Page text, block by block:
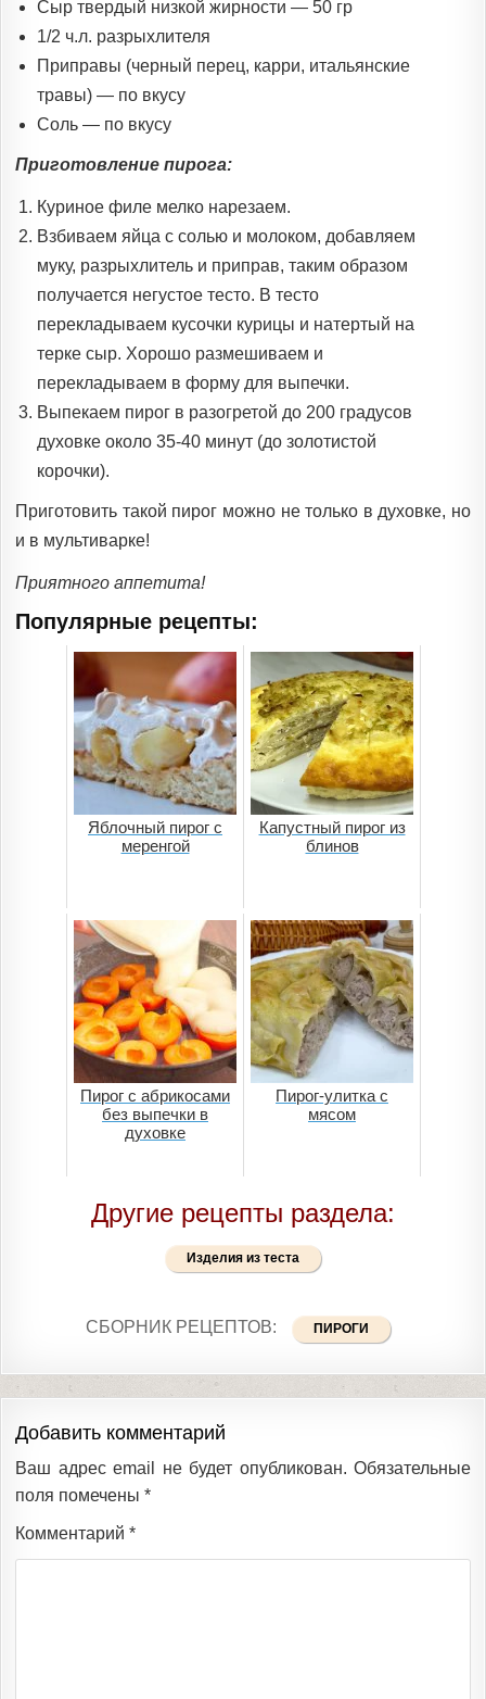
Сыр твердый низкой жирности — 50 гр
1/2 ч.л. разрыхлителя
Приправы (черный перец, карри, итальянские
травы) — по вкусу
Соль — по вкусу
Приготовление пирога:
Куриное филе мелко нарезаем.
Взбиваем яйца с солью и молоком, добавляем
муку, разрыхлитель и приправ, таким образом
получается негустое тесто. В тесто
перекладываем кусочки курицы и натертый на
терке сыр. Хорошо размешиваем и
перекладываем в форму для выпечки.
Выпекаем пирог в разогретой до 200 градусов
духовке около 35-40 минут (до золотистой
корочки).
Приготовить такой пирог можно не только в духовке, но
и в мультиварке!
Приятного аппетита!
Популярные рецепты:
Яблочный пирог с
меренгой
Капустный пирог из
блинов
Пирог с абрикосами
без выпечки в
духовке
Пирог-улитка с
мясом
Другие рецепты раздела:
Изделия из теста
СБОРНИК РЕЦЕПТОВ: ПИРОГИ
Добавить комментарий
Ваш адрес email не будет опубликован. Обязательные
поля помечены *
Комментарий *